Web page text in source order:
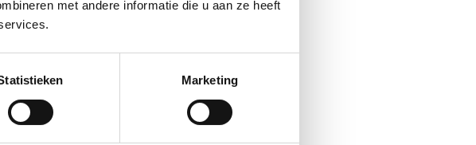
met andere informatie die u aan ze heeft
Marketing